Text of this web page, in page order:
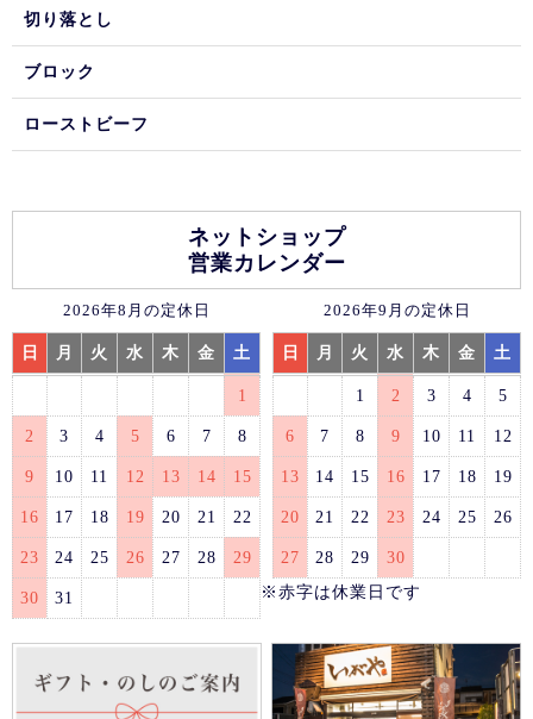
切り落とし
ブロック
ローストビーフ
ネットショップ
営業カレンダー
2026年8月の定休日
日 月 火 水 木 金 土
1
2 3 4 5 6 7 8
9 10 11 12 13 14 15
16 17 18 19 20 21 22
23 24 25 26 27 28 29
30 31
2026年9月の定休日
日 月 火 水 木 金 土
1 2 3 4 5
6 7 8 9 10 11 12
13 14 15 16 17 18 19
20 21 22 23 24 25 26
27 28 29
30
※赤字は休業日です